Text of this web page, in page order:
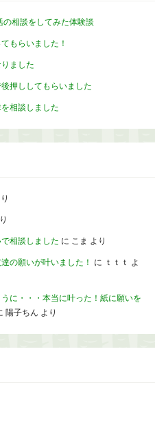
相談をしてみた体験談
もらいました！
ました
押ししてもらいました
相談しました
相談しました に こま より
の願いが叶いました！ に ｔｔｔ よ
に・・・本当に叶った！紙に願いを
陽子ちん より